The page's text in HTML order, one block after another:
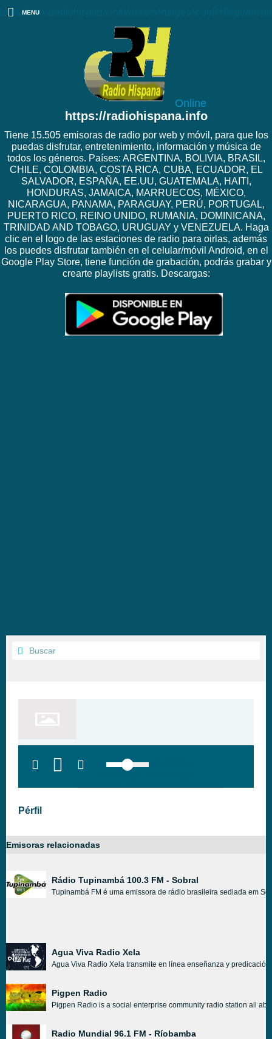
https://www.radiohispana.info/assets/images/
Online
https://radiohispana.info
Tiene 15.505 emisoras de radio por web y móvil, para que los
puedas disfrutar, entretenimiento, información y música de
todos los géneros. Países: ARGENTINA, BOLIVIA, BRASIL,
CHILE, COLOMBIA, COSTA RICA, CUBA, ECUADOR, EL
SALVADOR, ESPAÑA, EE.UU, GUATEMALA, HAITI,
HONDURAS, JAMAICA, MARRUECOS, MÉXICO,
NICARAGUA, PANAMA, PARAGUAY, PERÚ, PORTUGAL,
PUERTO RICO, REINO UNIDO, RUMANIA, DOMINICANA,
TRINIDAD AND TOBAGO, URUGUAY y VENEZUELA. Haga
clic en el logo de las estaciones de radio para oirlas, además
los puedes disfrutar también en el celular/móvil Android, en el
Google Play Store, tiene función de grabación, podrás grabar y
crearte playlists gratis. Descargas:
MENU
height:28px; background:#005f79;'
Pérfil
Emisoras relacionadas
Rádio Tupinambá 100.3 FM - Sobral
Tupinambá FM é uma emissora de rádio brasileira sediada em
Agua Viva Radio Xela
Agua Viva Radio Xela transmite en línea enseñanza y
Pigpen Radio
Pigpen Radio is a social enterprise community radio station all
Radio Mundial 96.1 FM - Ríobamba